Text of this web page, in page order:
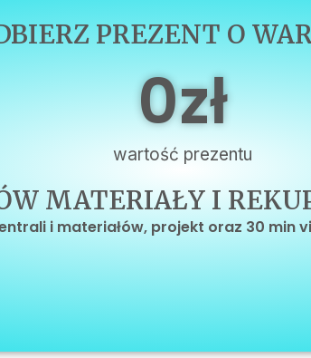
PREZENT O
0zł
wartość prezentu
MATERIAŁY I
i materiałów, projekt oraz 30 min